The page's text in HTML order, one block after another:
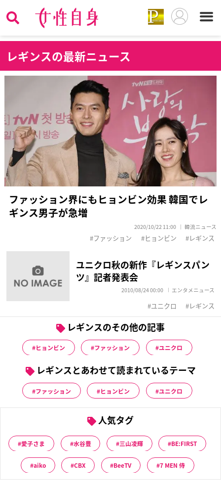
レギンスの最新ニュース
ファッション界にもヒョンビン効果 韓国でレ
ギンス男子が急増
2020/10/22 11:00 韓流ニュース
ファッション ヒョンビン レギンス
ユニクロ秋の新作『レギンスパン
ツ』記者発表会
2010/08/24 00:00 エンタメニュース
ユニクロ レギンス
レギンスのその他の記事
ヒョンビン ファッション ユニクロ
レギンスとあわせて読まれているテーマ
ファッション ヒョンビン ユニクロ
人気タグ
愛子さま 水谷豊 三山凌輝 BE:FIRST
aiko CBX BeeTV 7 MEN 侍